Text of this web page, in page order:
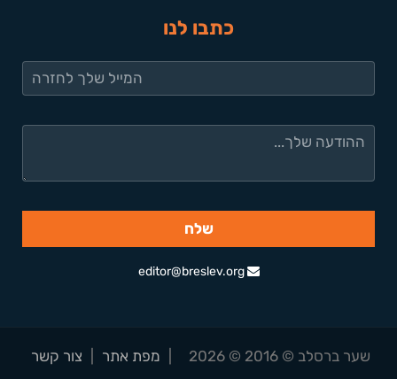
כתבו לנו
editor@breslev.org
שער ברסלב © 2016 © 2026 מפת אתר צור קשר